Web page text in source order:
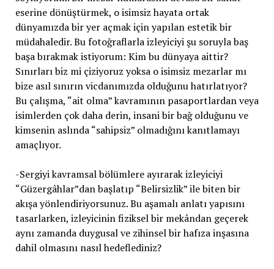
eserine dönüştürmek, o isimsiz hayata ortak
dünyamızda bir yer açmak için yapılan estetik bir
müdahaledir. Bu fotoğraflarla izleyiciyi şu soruyla baş
başa bırakmak istiyorum: Kim bu dünyaya aittir?
Sınırları biz mi çiziyoruz yoksa o isimsiz mezarlar mı
bize asıl sınırın vicdanımızda olduğunu hatırlatıyor?
Bu çalışma, “ait olma” kavramının pasaportlardan veya
isimlerden çok daha derin, insani bir bağ olduğunu ve
kimsenin aslında “sahipsiz” olmadığını kanıtlamayı
amaçlıyor.
-Sergiyi kavramsal bölümlere ayırarak izleyiciyi
“Güzergâhlar”dan başlatıp “Belirsizlik” ile biten bir
akışa yönlendiriyorsunuz. Bu aşamalı anlatı yapısını
tasarlarken, izleyicinin fiziksel bir mekândan geçerek
aynı zamanda duygusal ve zihinsel bir hafıza inşasına
dahil olmasını nasıl hedeflediniz?